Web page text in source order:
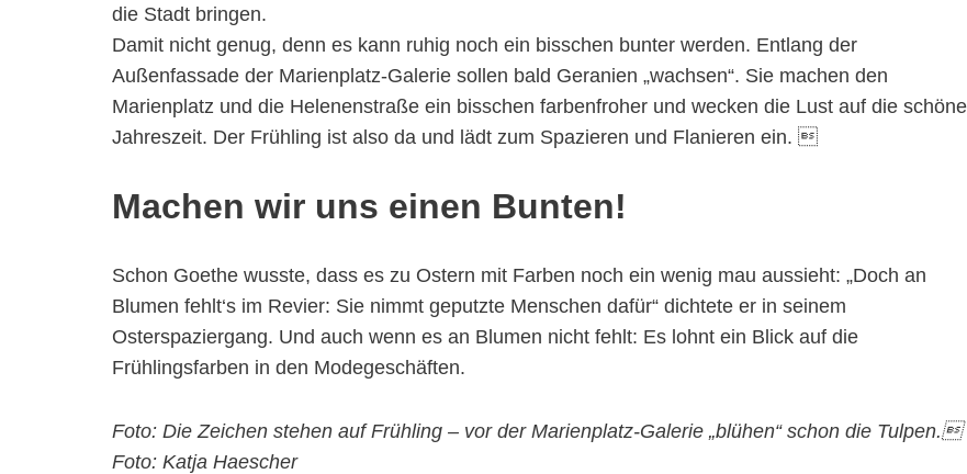
die Stadt bringen.
Damit nicht genug, denn es kann ruhig noch ein bisschen bunter werden. Entlang der
Außenfassade der Marienplatz-Galerie sollen bald Geranien „wachsen“. Sie machen den
Marienplatz und die Helenenstraße ein bisschen farbenfroher und wecken die Lust auf die schöne
Jahreszeit. Der Frühling ist also da und lädt zum Spazieren und Flanieren ein. 
Machen wir uns einen Bunten!
Schon Goethe wusste, dass es zu Ostern mit Farben noch ein wenig mau aussieht: „Doch an
Blumen fehlt‘s im Revier: Sie nimmt geputzte Menschen dafür“ dichtete er in seinem
Osterspaziergang. Und auch wenn es an Blumen nicht fehlt: Es lohnt ein Blick auf die
Frühlingsfarben in den Modegeschäften.
Foto: Die Zeichen stehen auf Frühling – vor der Marienplatz-Galerie „blühen“ schon die Tulpen.
Foto: Katja Haescher